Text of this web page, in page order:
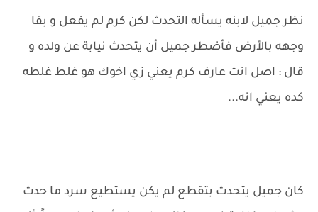
نظر جميل لابنه يسأله التحدث لكن كرم لم يفعل و بقا
وجهه بالأرض فأضطر جميل أن يتحدث نيابة عن ولده و
قال : اصل انت عارف كرم يعني زي اخوك هو غلط غلطه
كده يعني انه...
كان جميل يتحدث بتقطع لم يكن يستطيع سرد ما حدث